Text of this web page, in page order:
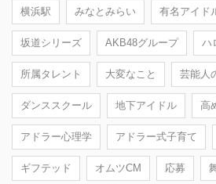
横浜駅 みなとみらい 有名アイド
坂道シリーズ AKB48グループ ハ
所属タレント 大変なこと 芸能人
ダンススクール 地下アイドル 高
アドラー心理学 アドラー式子育て
ギフテッド オムツCM 応募